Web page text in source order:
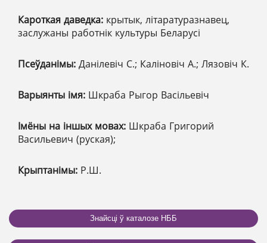
Кароткая даведка: крытык, літаратуразнавец,
заслужаны работнік культуры Беларусі
Псеўданімы: Данілевіч С.; Каліновіч А.; Лязовіч К.
Варыянты імя: Шкраба Рыгор Васільевіч
Імёны на іншых мовах: Шкраба Григорий
Васильевич (руская);
Крыптанімы: Р.Ш.
Знайсці ў каталозе НББ